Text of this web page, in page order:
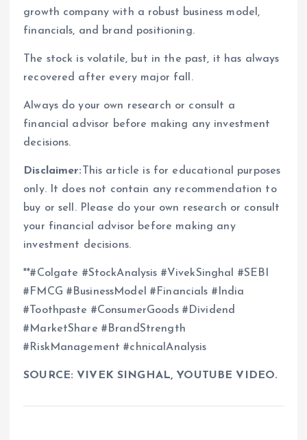
growth company with a robust business model,
financials, and brand positioning.
The stock is volatile, but in the past, it has always
recovered after every major fall.
Always do your own research or consult a
financial advisor before making any investment
decisions.
Disclaimer:
This article is for educational purposes
only. It does not contain any recommendation to
buy or sell. Please do your own research or consult
your financial advisor before making any
investment decisions.
**#Colgate #StockAnalysis #VivekSinghal #SEBI
#FMCG #BusinessModel #Financials #India
#Toothpaste #ConsumerGoods #Dividend
#MarketShare #BrandStrength
#RiskManagement #chnicalAnalysis
SOURCE: VIVEK SINGHAL, YOUTUBE VIDEO.